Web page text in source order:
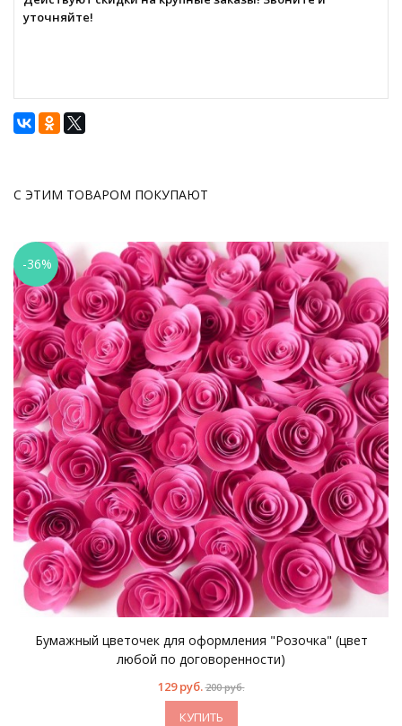
уточняйте!
С ЭТИМ ТОВАРОМ ПОКУПАЮТ
-36%
Бумажный цветочек для оформления "Розочка" (цвет
любой по договоренности)
129 руб. 200 руб.
КУПИТЬ